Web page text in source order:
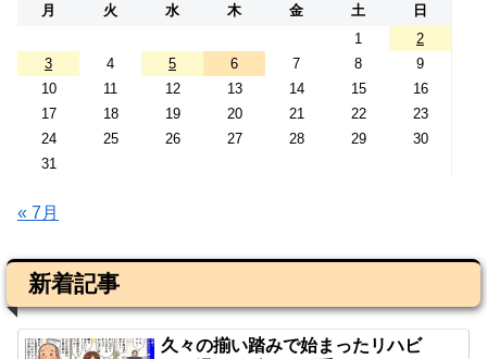
月 火 水 木 金 土
日
1
2
3
4 5 6 7 8
9
10
11 12 13 14 15
16
17
18 19 20 21 22
23
24
25 26 27 28 29
30
31
« 7月
新着記事
久々の揃い踏みで始まったリハビ